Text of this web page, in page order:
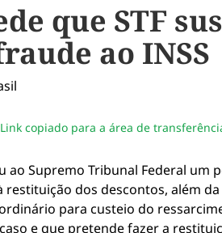
que STF
ao INSS
twitter
pelo email
link da notícia
Link copiado para a área de
ao Supremo Tribunal Federal um
dos descontos, além
para custeio do
e que pretende fazer a